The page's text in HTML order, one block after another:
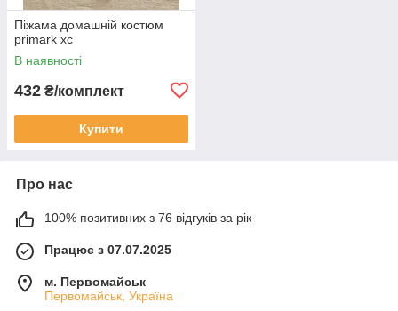
Піжама домашній костюм
primark хс
В наявності
432 ₴/комплект
Купити
Про нас
100% позитивних з 76 відгуків за рік
Працює з 07.07.2025
м. Первомайськ
Первомайськ, Україна